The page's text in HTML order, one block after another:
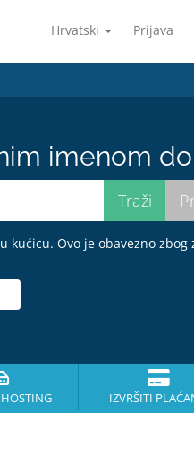
Hrvatski Prijava
imenom
Ovo je obavezno zbog
IZVRŠITI